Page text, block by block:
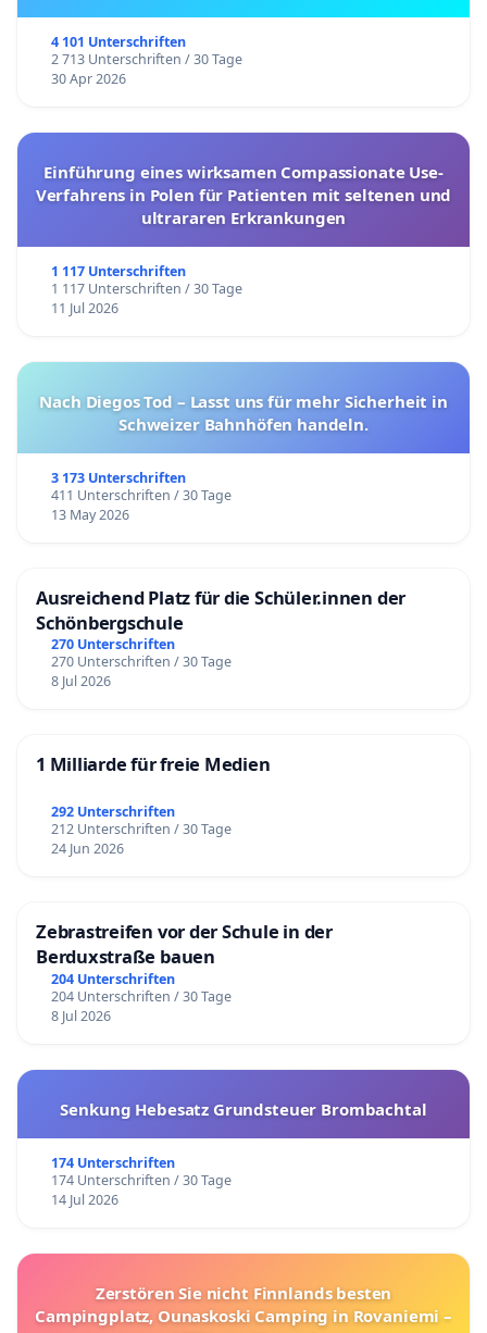
4 101 Unterschriften
2 713 Unterschriften / 30 Tage
30 Apr 2026
Einführung eines wirksamen Compassionate Use-
Verfahrens in Polen für Patienten mit seltenen und
ultrararen Erkrankungen
1 117 Unterschriften
1 117 Unterschriften / 30 Tage
11 Jul 2026
Nach Diegos Tod – Lasst uns für mehr Sicherheit in
Schweizer Bahnhöfen handeln.
3 173 Unterschriften
411 Unterschriften / 30 Tage
13 May 2026
Ausreichend Platz für die Schüler.innen der
Schönbergschule
270 Unterschriften
270 Unterschriften / 30 Tage
8 Jul 2026
1 Milliarde für freie Medien
292 Unterschriften
212 Unterschriften / 30 Tage
24 Jun 2026
Zebrastreifen vor der Schule in der
Berduxstraße bauen
204 Unterschriften
204 Unterschriften / 30 Tage
8 Jul 2026
Senkung Hebesatz Grundsteuer Brombachtal
174 Unterschriften
174 Unterschriften / 30 Tage
14 Jul 2026
Zerstören Sie nicht Finnlands besten
Campingplatz, Ounaskoski Camping in Rovaniemi –